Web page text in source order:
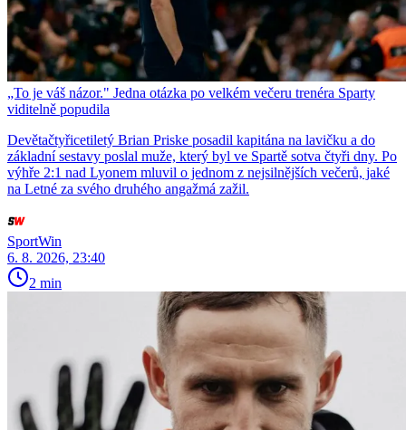
„To je váš názor." Jedna otázka po velkém večeru trenéra Sparty
viditelně popudila
Devětačtyřicetiletý Brian Priske posadil kapitána na lavičku a do
základní sestavy poslal muže, který byl ve Spartě sotva čtyři dny. Po
výhře 2:1 nad Lyonem mluvil o jednom z nejsilnějších večerů, jaké
na Letné za svého druhého angažmá zažil.
SportWin
6. 8. 2026, 23:40
2 min